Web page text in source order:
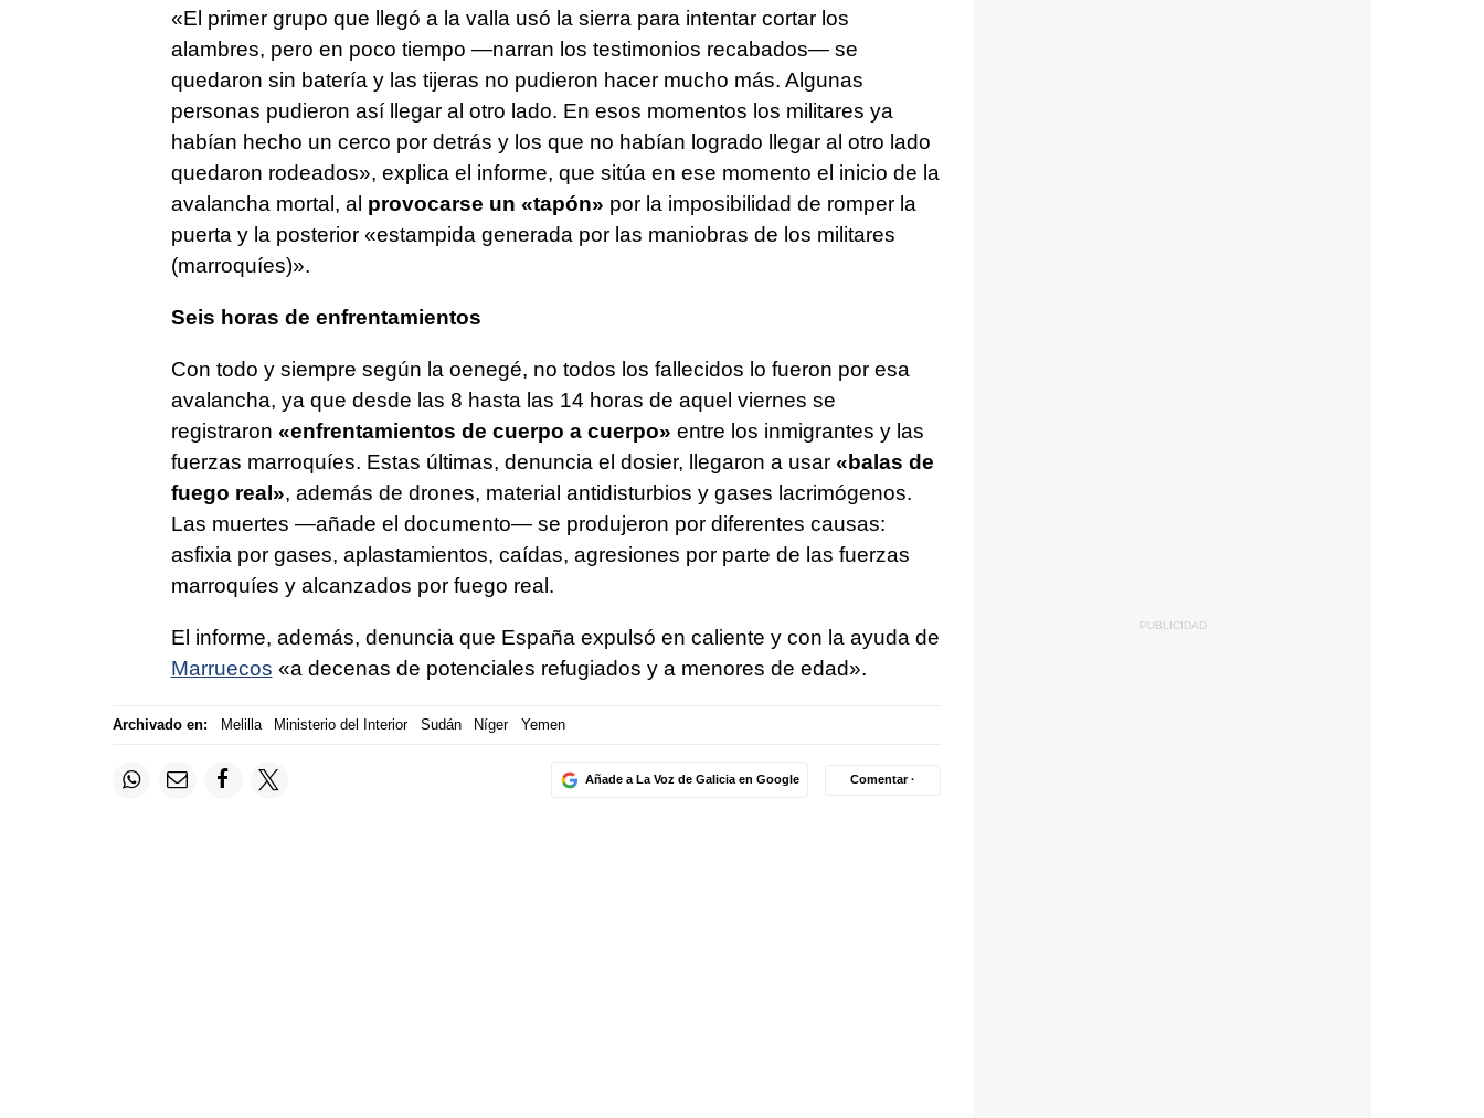
«El primer grupo que llegó a la valla usó la sierra para intentar cortar los
alambres, pero en poco tiempo —narran los testimonios recabados— se
quedaron sin batería y las tijeras no pudieron hacer mucho más. Algunas
personas pudieron así llegar al otro lado. En esos momentos los militares ya
habían hecho un cerco por detrás y los que no habían logrado llegar al otro lado
quedaron rodeados», explica el informe, que sitúa en ese momento el inicio de la
avalancha mortal, al provocarse un «tapón» por la imposibilidad de romper la
puerta y la posterior «estampida generada por las maniobras de los militares
(marroquíes)».
Seis horas de enfrentamientos
Con todo y siempre según la oenegé, no todos los fallecidos lo fueron por esa
avalancha, ya que desde las 8 hasta las 14 horas de aquel viernes se
registraron «enfrentamientos de cuerpo a cuerpo» entre los inmigrantes y las
fuerzas marroquíes. Estas últimas, denuncia el dosier, llegaron a usar«balas de
fuego real», además de drones, material antidisturbios y gases lacrimógenos.
Las muertes —añade el documento— se produjeron por diferentes causas:
asfixia por gases, aplastamientos, caídas, agresiones por parte de las fuerzas
marroquíes y alcanzados por fuego real.
El informe, además, denuncia que España expulsó en caliente y con la ayuda de
Marruecos «a decenas de potenciales refugiados y a menores de edad».
Archivado en: Melilla Ministerio del Interior Sudán Níger Yemen
Añade a La Voz de Galicia en Google Comentar ·